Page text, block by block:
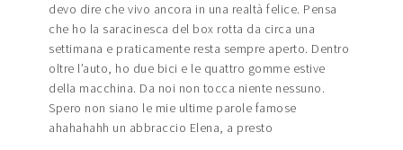
devo dire che vivo ancora in una realtà felice. Pensa
che ho la saracinesca del box rotta da circa una
settimana e praticamente resta sempre aperto. Dentro
oltre l’auto, ho due bici e le quattro gomme estive
della macchina. Da noi non tocca niente nessuno.
Spero non siano le mie ultime parole famose
ahahahahh un abbraccio Elena, a presto